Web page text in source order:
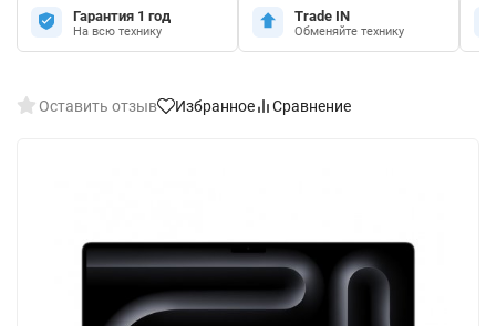
Гарантия 1 год
На всю технику
Trade IN
Обменяйте технику
Оставить отзыв Избранное Сравнение